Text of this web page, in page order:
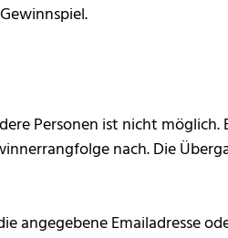
Personen ist nicht
nach. Die
angegebene Emailadresse